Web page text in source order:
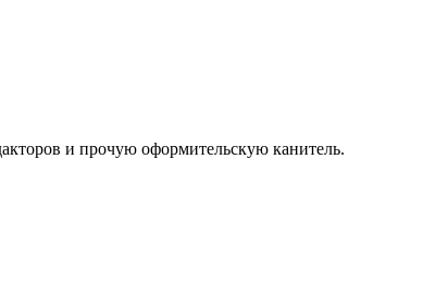
и прочую оформительскую канитель.